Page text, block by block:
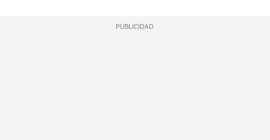
PUBLICIDAD